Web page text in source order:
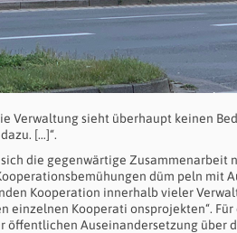
Verwaltung sieht überhaupt keinen
[…]“.
die gegenwärtige Zusammenarbeit
düm peln mit
Kooperation innerhalb vieler
einzelnen Kooperati onsprojekten“.
öffentlichen Auseinandersetzung über